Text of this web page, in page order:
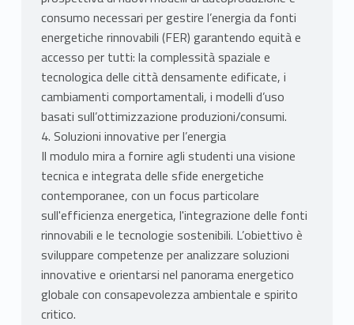
consumo necessari per gestire l’energia da fonti
energetiche rinnovabili (FER) garantendo equità e
accesso per tutti: la complessità spaziale e
tecnologica delle città densamente edificate, i
cambiamenti comportamentali, i modelli d’uso
basati sull’ottimizzazione produzioni/consumi.
4. Soluzioni innovative per l’energia
Il modulo mira a fornire agli studenti una visione
tecnica e integrata delle sfide energetiche
contemporanee, con un focus particolare
sull'efficienza energetica, l'integrazione delle fonti
rinnovabili e le tecnologie sostenibili. L’obiettivo è
sviluppare competenze per analizzare soluzioni
innovative e orientarsi nel panorama energetico
globale con consapevolezza ambientale e spirito
critico.